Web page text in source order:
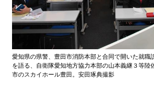
愛知県の県警、豊田市消防本部と合同で開いた就職
を語る、自衛隊愛知地方協力本部の山本義継３等陸
市のスカイホール豊田。安田琢典撮影